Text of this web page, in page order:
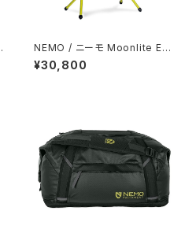
NEMO / ニーモ Moonlite Elit
e
¥30,800